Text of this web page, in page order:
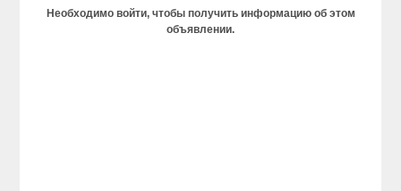
Необходимо войти, чтобы получить информацию об этом
объявлении.